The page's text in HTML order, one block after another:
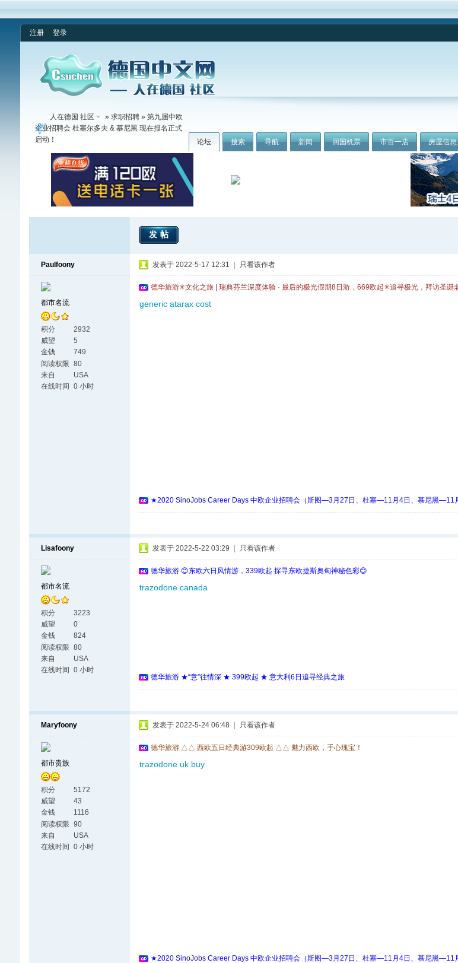
注册 登录
论坛 搜索 导航 新闻 回国机票 市百一店 房屋信息
人在德国 社区 » 求职招聘» 第九届中欧
企业招聘会 杜塞尔多夫 & 慕尼黑 现在报名正式
启动！
发帖
Paulfoony
都市名流
积分
2932
威望
5
金钱
749
阅读权限 80
来自
USA
在线时间
0 小时
发表于 2022-5-17 12:31 只看该作者
德华旅游✳文化之旅 | 瑞典芬兰深度体验 · 最后的极光假期8日游，669欧起✳追寻极光，拜访圣诞
generic atarax cost
★2020 SinoJobs Career Days 中欧企业招聘会（斯图—3月27日、杜塞—11月4日、慕尼黑—11
Lisafoony
都市名流
积分
3223
威望
0
金钱
824
阅读权限 80
来自
USA
在线时间
0 小时
发表于 2022-5-22 03:29 只看该作者
德华旅游 😊东欧六日风情游，339欧起 探寻东欧捷斯奥匈神秘色彩😊
trazodone canada
德华旅游 ★“意”往情深 ★ 399欧起 ★ 意大利6日追寻经典之旅
Maryfoony
都市贵族
积分
5172
威望
43
金钱
1116
阅读权限 90
来自
USA
在线时间
0 小时
发表于 2022-5-24 06:48 只看该作者
德华旅游 △△ 西欧五日经典游309欧起 △△ 魅力西欧，手心瑰宝！
trazodone uk buy
★2020 SinoJobs Career Days 中欧企业招聘会（斯图—3月27日、杜塞—11月4日、慕尼黑—11